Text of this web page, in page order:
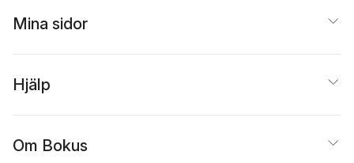
Mina sidor
Hjälp
Om Bokus